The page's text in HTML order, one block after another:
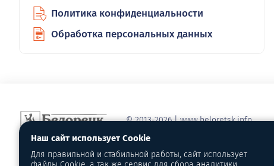
Политика конфиденциальности
Обработка персональных данных
© 2013-2026 | www.beloretsk.info
Справочно-информационный сайт г.
Перепубликация материалов с
первоисточник - www.beloretsk.info
Наш сайт использует Cookie
Для правильной и стабильной работы, сайт использует